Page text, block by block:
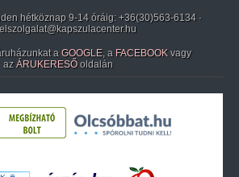
hétköznap 9-14 óráig: +36(30)563-6134 ·
a GOOGLE, a FACEBOOK vagy
az ÁRUKERESŐ oldalán